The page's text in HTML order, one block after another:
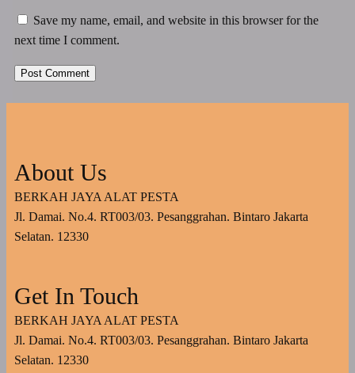
Save my name, email, and website in this browser for the
next time I comment.
About Us
BERKAH JAYA ALAT PESTA
Jl. Damai. No.4. RT003/03. Pesanggrahan. Bintaro Jakarta
Selatan. 12330
Get In Touch
BERKAH JAYA ALAT PESTA
Jl. Damai. No.4. RT003/03. Pesanggrahan. Bintaro Jakarta
Selatan. 12330